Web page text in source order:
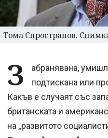
Тома Спространов.
З
абранявана,
подтискана или
Какъв е случаят със
британската и
на „развитото